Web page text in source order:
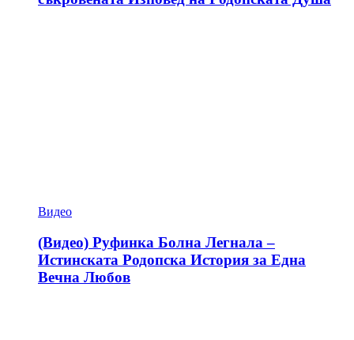
Видео
(Видео) Руфинка Болна Легнала –
Истинската Родопска История за Една
Вечна Любов